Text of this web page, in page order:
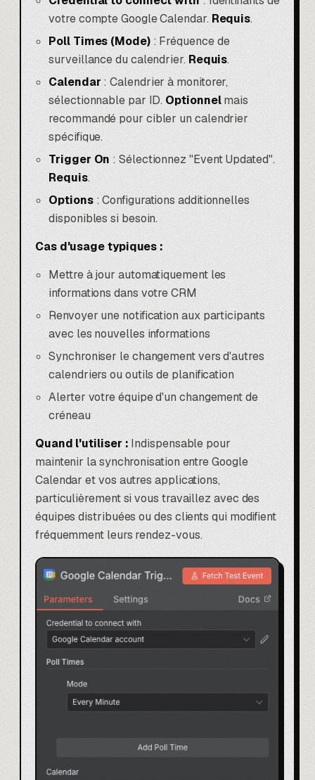
votre compte Google Calendar.Requis.
Poll Times (Mode): Fréquence de
surveillance du calendrier.Requis.
Calendar: Calendrier à monitorer,
sélectionnable par ID. Optionnelmais
recommandé pour cibler un calendrier
spécifique.
Trigger On : Sélectionnez "Event Updated".
Requis.
Options: Configurations additionnelles
disponibles si besoin.
Cas d'usage typiques :
Mettre à jour automatiquement les
informations dans votre CRM
Renvoyer une notification aux participants
avec les nouvelles informations
Synchroniser le changement vers d'autres
calendriers ou outils de planification
Alerter votre équipe d'un changement de
créneau
Quand l'utiliser : Indispensable pour
maintenir la synchronisation entre Google
Calendar et vos autres applications,
particulièrement si vous travaillez avec des
équipes distribuées ou des clients qui modifient
fréquemment leurs rendez-vous.